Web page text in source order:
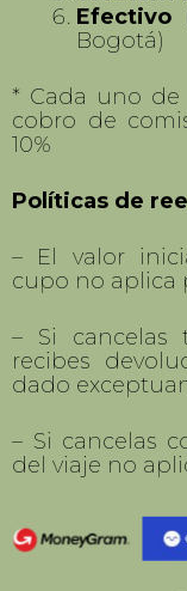
Políticas de
– El valor
cupo no aplica
recibes
– Si cancelas